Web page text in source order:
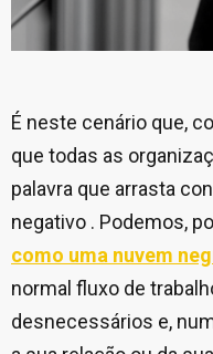
É neste cenário que,
que todas as
palavra que arrasta
negativo . Podemos,
como uma nuvem
normal fluxo de
desnecessários e,